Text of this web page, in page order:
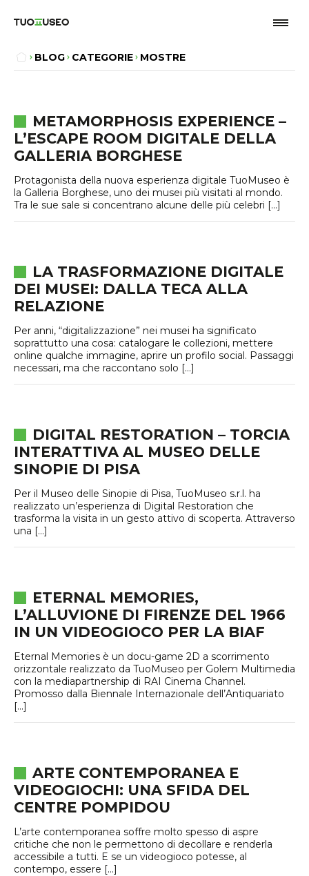
BLOG CATEGORIE MOSTRE
METAMORPHOSIS EXPERIENCE –
L’ESCAPE ROOM DIGITALE DELLA
GALLERIA BORGHESE
Protagonista della nuova esperienza digitale TuoMuseo è
la Galleria Borghese, uno dei musei più visitati al mondo.
Tra le sue sale si concentrano alcune delle più celebri […]
LA TRASFORMAZIONE DIGITALE
DEI MUSEI: DALLA TECA ALLA
RELAZIONE
Per anni, “digitalizzazione” nei musei ha significato
soprattutto una cosa: catalogare le collezioni, mettere
online qualche immagine, aprire un profilo social. Passaggi
necessari, ma che raccontano solo […]
DIGITAL RESTORATION – TORCIA
INTERATTIVA AL MUSEO DELLE
SINOPIE DI PISA
Per il Museo delle Sinopie di Pisa, TuoMuseo s.r.l. ha
realizzato un’esperienza di Digital Restoration che
trasforma la visita in un gesto attivo di scoperta. Attraverso
una […]
ETERNAL MEMORIES,
L’ALLUVIONE DI FIRENZE DEL 1966
IN UN VIDEOGIOCO PER LA BIAF
Eternal Memories è un docu-game 2D a scorrimento
orizzontale realizzato da TuoMuseo per Golem Multimedia
con la mediapartnership di RAI Cinema Channel.
Promosso dalla Biennale Internazionale dell’Antiquariato
[…]
ARTE CONTEMPORANEA E
VIDEOGIOCHI: UNA SFIDA DEL
CENTRE POMPIDOU
L’arte contemporanea soffre molto spesso di aspre
critiche che non le permettono di decollare e renderla
accessibile a tutti. E se un videogioco potesse, al
contempo, essere […]